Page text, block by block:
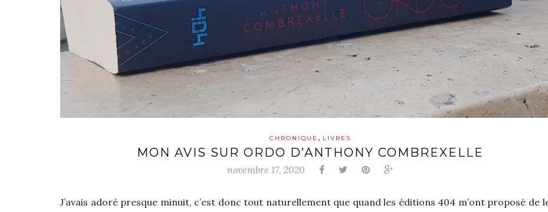
CHRONIQUE , LIVRES
MON AVIS SUR ORDO D’ANTHONY COMBREXELLE
novembre 17, 2020
J’avais adoré presque minuit, c’est donc tout naturellement que quand les éditions 404 m’ont proposé de